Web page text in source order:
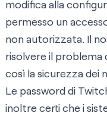
modifica alla
permesso un
non autorizzata. Il
risolvere il problema
così la sicurezza dei
Le password di
inoltre certi che i